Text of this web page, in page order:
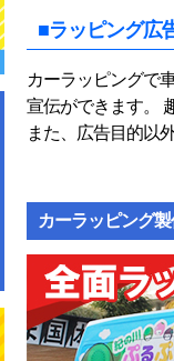
■ラッピング広
カーラッピングで
宣伝ができます。
また、広告目的以
カーラッピング